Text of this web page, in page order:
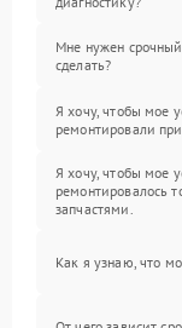
Мне нужен
сделать?
Я хочу, чтобы мое
ремонтировали
Я хочу, чтобы мое
ремонтировалось
запчастями.
Как я узнаю, что